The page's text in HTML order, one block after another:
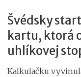
Švédsky
kartu, ktorá
uhlíkovej
Kalkulačku